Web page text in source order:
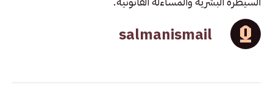
salmanismail